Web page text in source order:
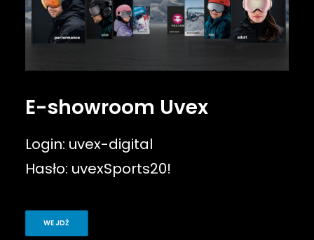
Zamówienie
Zobacz inne marki:
E-showroom Uvex
Login: uvex-digital
Hasło: uvexSports20!
WEJDŹ